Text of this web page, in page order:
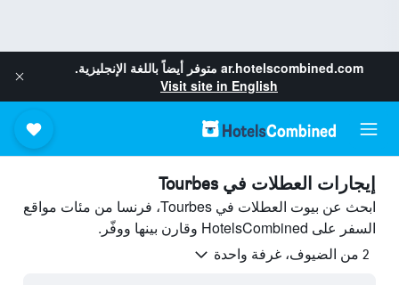
ar.hotelscombined.com متوفر أيضاً باللغة الإنجليزية.
Visit site in English
إيجارات العطلات في Tourbes
ابحث عن بيوت العطلات في Tourbes، فرنسا من مئات مواقع
السفر على HotelsCombined وقارن بينها ووفّر.
2 من الضيوف، غرفة واحدة